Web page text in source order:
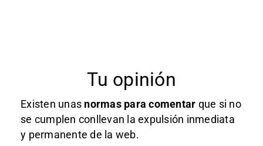
Tu opinión
Existen unas normas para comentar que si no
se cumplen conllevan la expulsión inmediata
y permanente de la web.